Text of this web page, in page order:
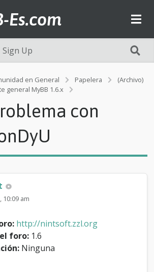
Es.com
Sign Up
en General Papelera
(Archivo)
general MyBB 1.6.x
P
r
e
a
h
con
10:09 am
http://nintsoft.zzl.org
foro: 1.6
Ninguna